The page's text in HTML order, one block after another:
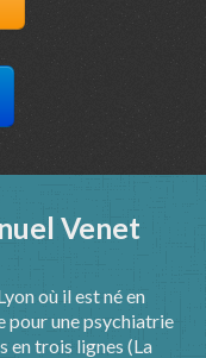
Venet
où il est né en
pour une psychiatrie
en trois lignes (La